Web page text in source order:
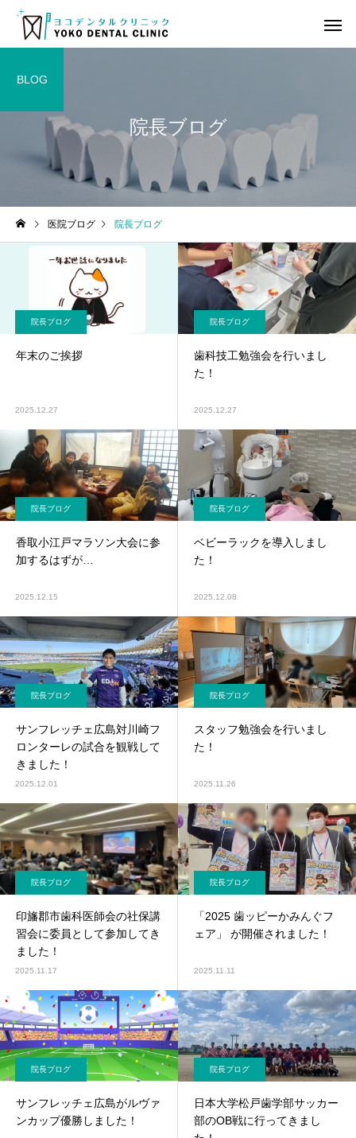
虫歯治療
小児矯
ホワイトニ
エアフロ―
歯科口腔
親知らずの
義歯（入れ歯）
歯ぎし
ボツリヌス療法
（ボトックス療法）
ヒアルロン
審美歯科領域のBTAテクニ
ック臨床セミナーと懇親会
に参加してきました！
ヨコデンタル通信
月号
院長ブログ
BLOG
医院ブログ 院長ブログ
院長ブログ
年末のご挨拶
2025.12.27
院長ブログ
歯科技工勉強会を行いまし
た！
2025.12.27
院長ブログ
香取小江戸マラソン大会に参
加するはずが…
2025.12.15
院長ブログ
ベビーラックを導入しまし
た！
2025.12.08
院長ブログ
サンフレッチェ広島対川崎フ
ロンターレの試合を観戦して
きました！
2025.12.01
院長ブログ
スタッフ勉強会を行いまし
た！
2025.11.26
院長ブログ
印旛郡市歯科医師会の社保講
習会に委員として参加してき
ました！
2025.11.17
院長ブログ
「2025 歯ッピーかみんぐフ
ェア」 が開催されました！
2025.11.11
院長ブログ
サンフレッチェ広島がルヴァ
ンカップ優勝しました！
院長ブログ
日本大学松戸歯学部サッカー
部のOB戦に行ってきまし